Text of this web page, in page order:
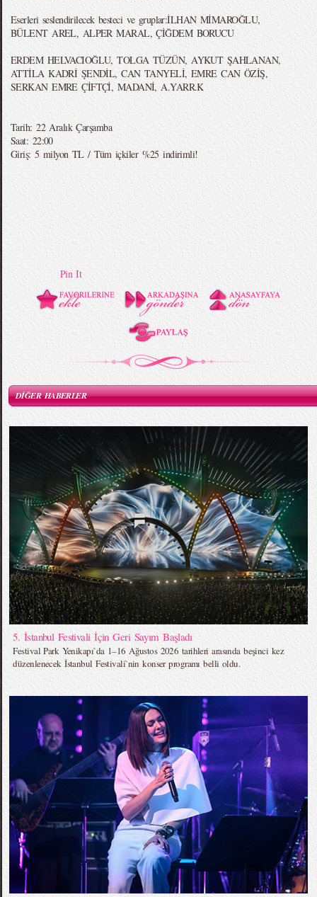
Eserleri seslendirilecek besteci ve gruplar:İLHAN MİMAROĞLU,
BÜLENT AREL, ALPER MARAL, ÇİĞDEM BORUCU
ERDEM HELVACIOĞLU, TOLGA TÜZÜN, AYKUT ŞAHLANAN,
ATTİLA KADRİ ŞENDİL, CAN TANYELİ, EMRE CAN ÖZİŞ,
SERKAN EMRE ÇİFTÇİ, MADANİ, A.YARR.K
Tarih: 22 Aralık Çarşamba
Saat: 22:00
Giriş: 5 milyon TL / Tüm içkiler %25 indirimli!
Pin It
DİĞER HABERLER
5. İstanbul Festivali İçin Geri Sayım Başladı
Festival Park Yenikapı`da 1–16 Ağustos 2026 tarihleri arasında beşinci kez
düzenlenecek İstanbul Festivali`nin konser programı belli oldu.